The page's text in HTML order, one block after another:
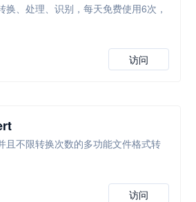
换、处理、识别，每天免费使用6次，
访问
且不限转换次数的多功能文件格式转
访问